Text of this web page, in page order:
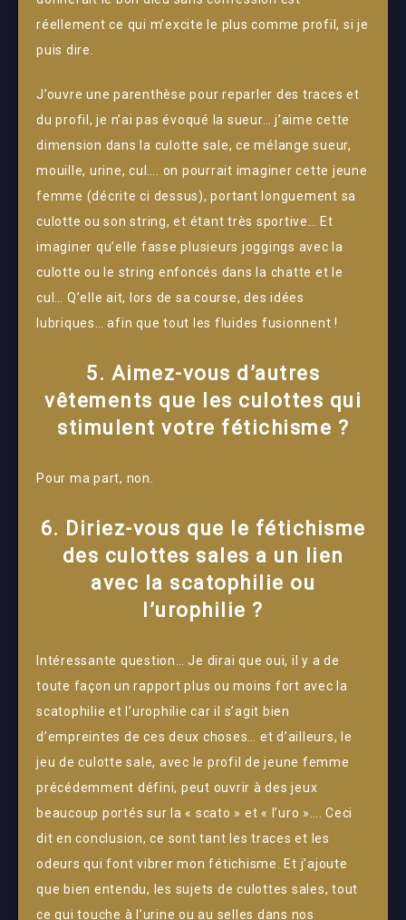
réellement ce qui m’excite le plus comme profil, si je
puis dire.
J’ouvre une parenthèse pour reparler des traces et
du profil, je n’ai pas évoqué la sueur… j’aime cette
dimension dans la culotte sale, ce mélange sueur,
mouille, urine, cul…. on pourrait imaginer cette jeune
femme (décrite ci dessus), portant longuement sa
culotte ou son string, et étant très sportive… Et
imaginer qu’elle fasse plusieurs joggings avec la
culotte ou le string enfoncés dans la chatte et le
cul… Q’elle ait, lors de sa course, des idées
lubriques… afin que tout les fluides fusionnent !
5. Aimez-vous d’autres
vêtements que les culottes qui
stimulent votre fétichisme ?
Pour ma part, non.
6. Diriez-vous que le fétichisme
des culottes sales a un lien
avec la scatophilie ou
l’urophilie ?
Intéressante question… Je dirai que oui, il y a de
toute façon un rapport plus ou moins fort avec la
scatophilie et l’urophilie car il s’agit bien
d’empreintes de ces deux choses… et d’ailleurs, le
jeu de culotte sale, avec le profil de jeune femme
précédemment défini, peut ouvrir à des jeux
beaucoup portés sur la « scato » et « l’uro »…. Ceci
dit en conclusion, ce sont tant les traces et les
odeurs qui font vibrer mon fétichisme. Et j’ajoute
que bien entendu, les sujets de culottes sales, tout
ce qui touche à l’urine ou au selles dans nos